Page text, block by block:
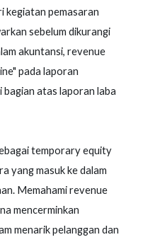
kegiatan pemasaran
sebelum dikurangi
akuntansi, revenue
pada laporan
atas laporan laba
temporary equity
yang masuk ke dalam
Memahami revenue
mencerminkan
menarik pelanggan dan